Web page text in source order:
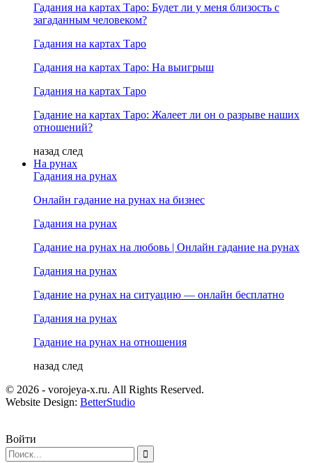
Гадания на картах Таро: Будет ли у меня близость с
загаданным человеком?
Гадания на картах Таро
Гадания на картах Таро: На выигрыш
Гадания на картах Таро
Гадание на картах Таро: Жалеет ли он о разрыве наших
отношений?
назад след
На рунах
Гадания на рунах
Онлайн гадание на рунах на бизнес
Гадания на рунах
Гадание на рунах на любовь | Онлайн гадание на рунах
Гадания на рунах
Гадание на рунах на ситуацию — онлайн бесплатно
Гадания на рунах
Гадание на рунах на отношения
назад след
© 2026 - vorojeya-x.ru. All Rights Reserved.
Website Design: BetterStudio
Войти